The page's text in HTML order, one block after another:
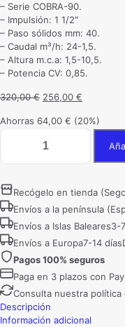
– Serie COBRA-90.
– Impulsión: 1 1/2″
– Paso sólidos mm: 40.
– Caudal m³/h: 24-1,5.
– Altura m.c.a: 1,5-10,5.
– Potencia CV: 0,85.
320,00€ El
original
320,00 €.
256,00 €
actual
256,00 €.
Ahorras 64,00 € (20%)
Sumergible
City
COBRA
90M
para
aguas
sucias
y
fecales
cantidad
Recógelo en tienda
Envíos a la península
Envíos a Islas Baleares3-
Envíos a Europa7-14 días
Pagos 100% seguros
Paga en 3 plazos con
Consulta nuestra política
Descripción
Información adicional